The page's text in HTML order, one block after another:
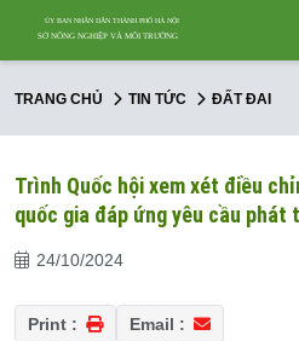
TRANG CHỦ TIN TỨC ĐẤT ĐAI
Trình Quốc hội xem xét điều
quốc gia đáp ứng yêu cầu phát
24/10/2024
Print : Email :